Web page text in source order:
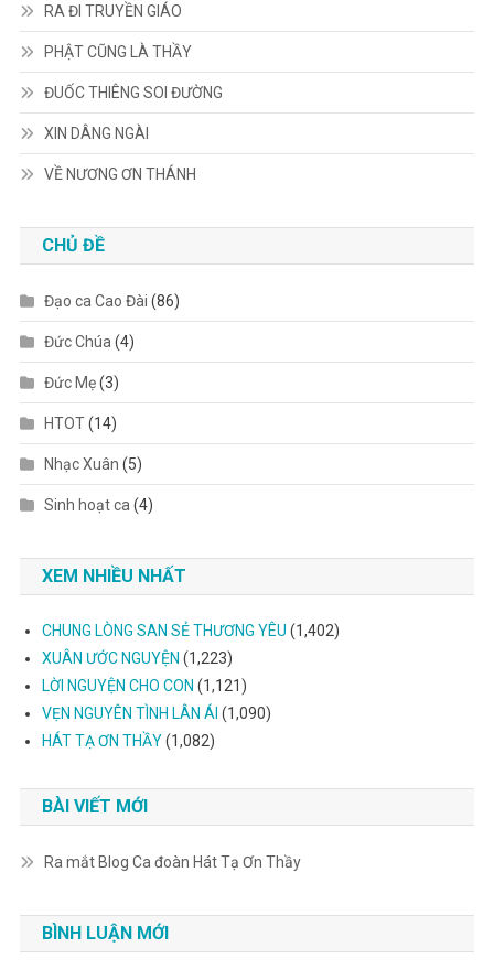
RA ĐI TRUYỀN GIÁO
PHẬT CŨNG LÀ THẦY
ĐUỐC THIÊNG SOI ĐƯỜNG
XIN DÂNG NGÀI
VỀ NƯƠNG ƠN THÁNH
CHỦ ĐỀ
Đạo ca Cao Đài (86)
Đức Chúa (4)
Đức Mẹ(3)
HTOT(14)
Nhạc Xuân (5)
Sinh hoạt ca (4)
XEM NHIỀU NHẤT
CHUNG LÒNG SAN SẺ THƯƠNG YÊU (1,402)
XUÂN ƯỚC NGUYỆN (1,223)
LỜI NGUYỆN CHO CON (1,121)
VẸN NGUYÊN TÌNH LÂN ÁI (1,090)
HÁT TẠ ƠN THẦY(1,082)
BÀI VIẾT MỚI
Ra mắt Blog Ca đoàn Hát Tạ Ơn Thầy
BÌNH LUẬN MỚI